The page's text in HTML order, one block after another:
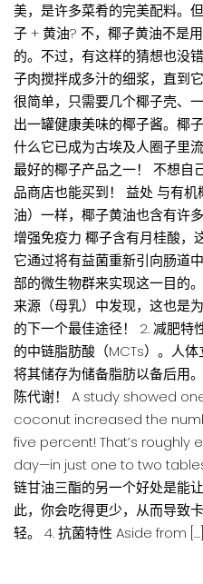
美，是许多菜肴的完美配料。
子 + 黄油? 不，椰子黄油不是
的。不过，有这样的猜想也没
子肉搅拌成多汁的细浆，直到
很简单，只需要几个椰子壳、
出一罐健康美味的椰子酱。椰
什么它已成为古埃及人圈子里
最好的椰子产品之一！ 不想自
品商店也能买到！ 益处 与有
油）一样，椰子黄油也含有许
增强免疫力 椰子含有月桂酸，
它通过将有益菌重新引向肠道
部的微生物群来实现这一目的
来源（母乳）中发现，这也是
的下一个最佳途径！ 2. 减肥特
的中链脂肪酸（MCTs）。人
将其储存为储备脂肪以备后用
陈代谢！ A study showed
coconut increased the
five percent! That’s roughly
day—in just one to two
链甘油三酯的另一个好处是能
此，你会吃得更少，从而导致
轻。 4. 抗菌特性 Aside from […]